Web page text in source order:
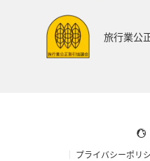
旅行業公
プライバシーポリ